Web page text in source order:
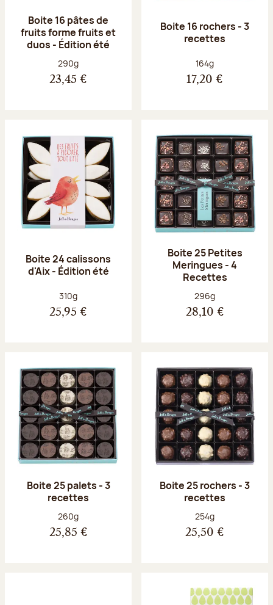
Boite 16 pâtes de
fruits forme fruits et
duos - Édition été
Poids net :
290g
23,45 €
Boite 16 rochers - 3
recettes
Poids net :
164g
17,20 €
Boite 24 calissons
d'Aix - Édition été
Poids net :
310g
25,95 €
Boite 25 Petites
Meringues - 4
Recettes
Poids net :
296g
28,10 €
Boite 25 palets - 3
recettes
Poids net :
260g
25,85 €
Boite 25 rochers - 3
recettes
Poids net :
254g
25,50 €